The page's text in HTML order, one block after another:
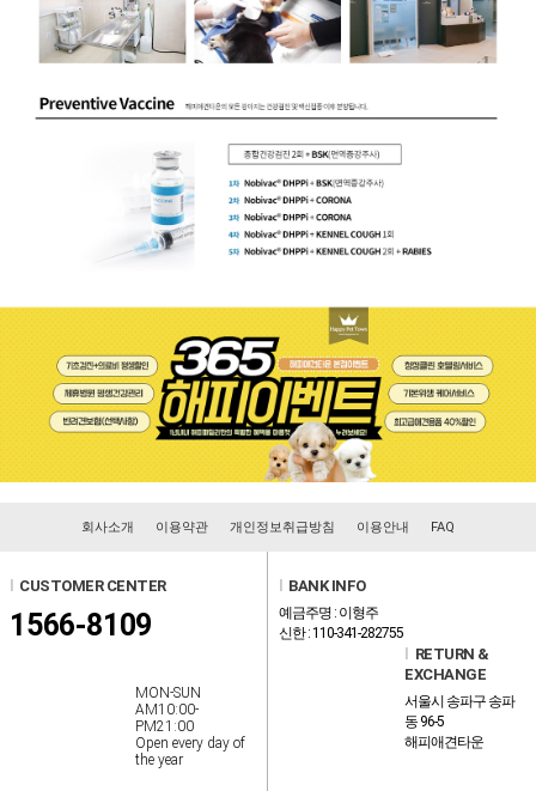
회사소개 이용약관 개인정보취급방침 이용안내 FAQ
l CUSTOMER CENTER
1566-8109
MON-SUN
AM10:00-
PM21:00
Open every day of
the year
l BANK INFO
예금주명 : 이형주
신한 : 110-341-282755
l RETURN &
EXCHANGE
서울시 송파구 송파
동 96-5
해피애견타운